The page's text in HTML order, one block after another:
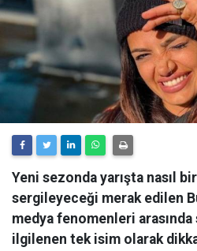
Yeni sezonda yarışta nasıl
sergileyeceği merak edilen
medya fenomenleri arasında
ilgilenen tek isim olarak